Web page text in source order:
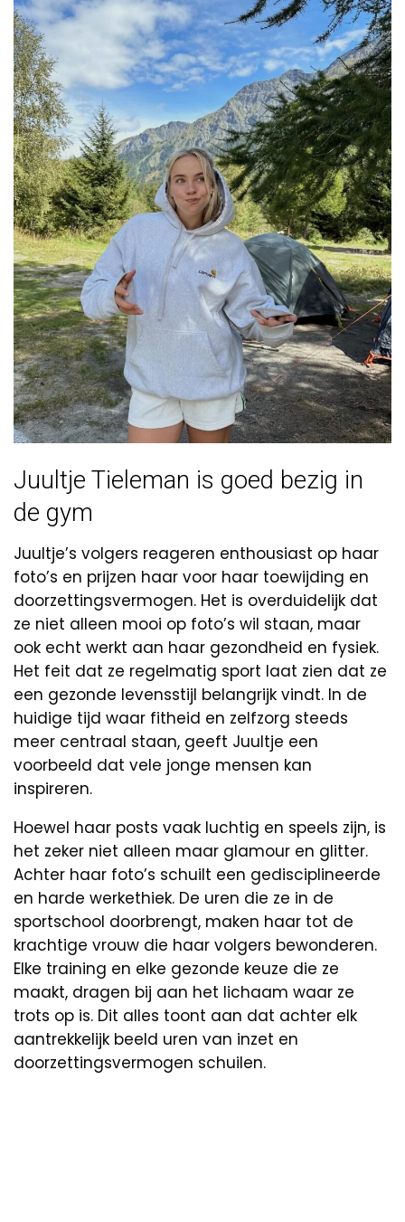
Juultje Tieleman is goed bezig in
de gym
Juultje’s volgers reageren enthousiast op haar
foto’s en prijzen haar voor haar toewijding en
doorzettingsvermogen. Het is overduidelijk dat
ze niet alleen mooi op foto’s wil staan, maar
ook echt werkt aan haar gezondheid en fysiek.
Het feit dat ze regelmatig sport laat zien dat ze
een gezonde levensstijl belangrijk vindt. In de
huidige tijd waar fitheid en zelfzorg steeds
meer centraal staan, geeft Juultje een
voorbeeld dat vele jonge mensen kan
inspireren.
Hoewel haar posts vaak luchtig en speels zijn, is
het zeker niet alleen maar glamour en glitter.
Achter haar foto’s schuilt een gedisciplineerde
en harde werkethiek. De uren die ze in de
sportschool doorbrengt, maken haar tot de
krachtige vrouw die haar volgers bewonderen.
Elke training en elke gezonde keuze die ze
maakt, dragen bij aan het lichaam waar ze
trots op is. Dit alles toont aan dat achter elk
aantrekkelijk beeld uren van inzet en
doorzettingsvermogen schuilen.